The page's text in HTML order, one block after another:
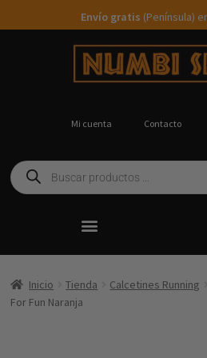
Envío gratis (Península)
Mi cuenta Contacto
Inicio Tienda Calcetines Running
For Fun Naranja